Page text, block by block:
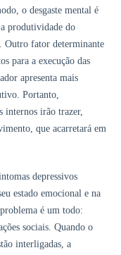
o desgaste mental é
produtividade do
Outro fator determinante
para a execução das
apresenta mais
Portanto,
internos irão trazer,
que acarretará em
depressivos
estado emocional e na
é um todo:
sociais. Quando o
interligadas, a